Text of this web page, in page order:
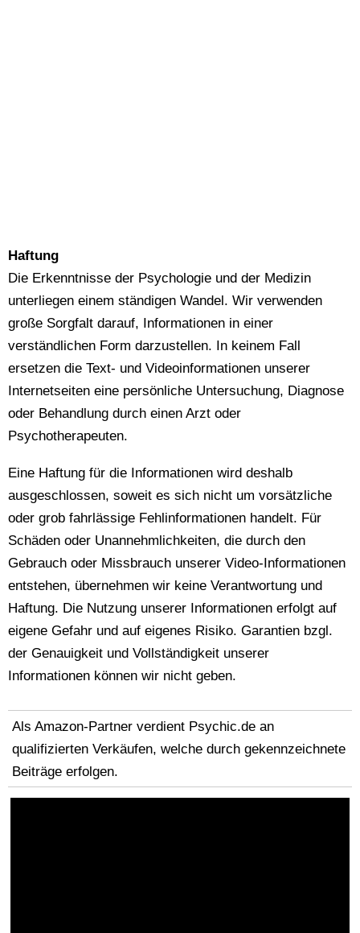
Haftung
Die Erkenntnisse der Psychologie und der Medizin
unterliegen einem ständigen Wandel. Wir verwenden
große Sorgfalt darauf, Informationen in einer
verständlichen Form darzustellen. In keinem Fall
ersetzen die Text- und Videoinformationen unserer
Internetseiten eine persönliche Untersuchung, Diagnose
oder Behandlung durch einen Arzt oder
Psychotherapeuten.
Eine Haftung für die Informationen wird deshalb
ausgeschlossen, soweit es sich nicht um vorsätzliche
oder grob fahrlässige Fehlinformationen handelt. Für
Schäden oder Unannehmlichkeiten, die durch den
Gebrauch oder Missbrauch unserer Video-Informationen
entstehen, übernehmen wir keine Verantwortung und
Haftung. Die Nutzung unserer Informationen erfolgt auf
eigene Gefahr und auf eigenes Risiko. Garantien bzgl.
der Genauigkeit und Vollständigkeit unserer
Informationen können wir nicht geben.